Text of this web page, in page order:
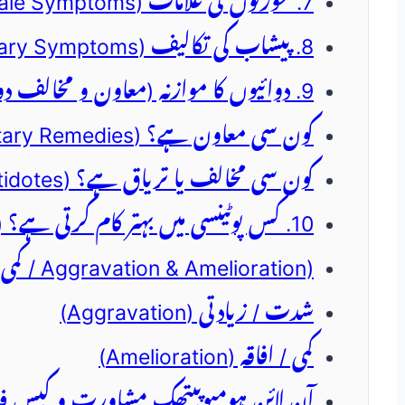
8. پیشاب کی تکالیف (Urinary Symptoms)
9. دوائیوں کا موازنہ (معاون و مخالف دوائیں)
کون سی معاون ہے؟ (Complementary Remedies)
کون سی مخالف یا تریاق ہے؟ (Incompatible / Antidotes)
10. کس پوٹینسی میں بہتر کام کرتی ہے؟ (Potency & Dosage)
11. MODALITIES (کمی و بیشی / Aggravation & Amelioration)
شدت / زیادتی (Aggravation)
کمی / افاقہ (Amelioration)